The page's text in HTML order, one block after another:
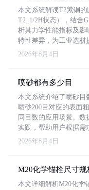
本文系统解读T2紫铜
T2_1/2H状态），结合
析其力学性能指标及影
特性差异，为工业选材
2026年8月4日
喷砂都有多少目
本文系统介绍了喷砂目
喷砂200目对应的表面
同目数的应用场景。数
实践，帮助用户根据需
2026年8月4日
M20化学锚栓尺寸
本文详细解析M20化学